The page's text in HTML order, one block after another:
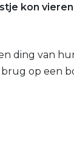
kon
ding van
op een